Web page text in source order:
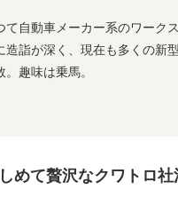
て自動車メーカー系のワーク
詣が深く、現在も多くの新
趣味は乗馬。
めて贅沢なクワトロ